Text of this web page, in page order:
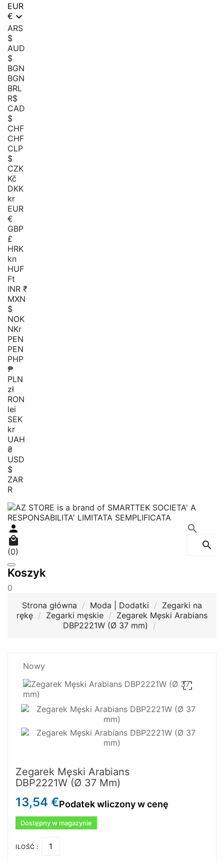
EUR
€ 
ARS
$
AUD
$
BGN
BGN
BRL
R$
CAD
$
CHF
CHF
CLP
$
CZK
Kč
DKK
kr
EUR
€
GBP
£
HRK
kn
HUF
Ft
INR ₹
MXN
$
NOK
NKr
PEN
PEN
PHP
₱
PLN
zł
RON
lei
SEK
kr
UAH
₴
USD
$
ZAR
R


(0)
Koszyk
0


Strona główna Moda | Dodatki
Zegarki na
rękę
Zegarki męskie
Zegarek Męski Arabians
DBP2221W (Ø 37 mm)
Nowy

Zegarek Męski Arabians
DBP2221W (Ø 37 Mm)
13,54 €Podatek wliczony w cenę
Dostępny w magazynie
ILOŚĆ :